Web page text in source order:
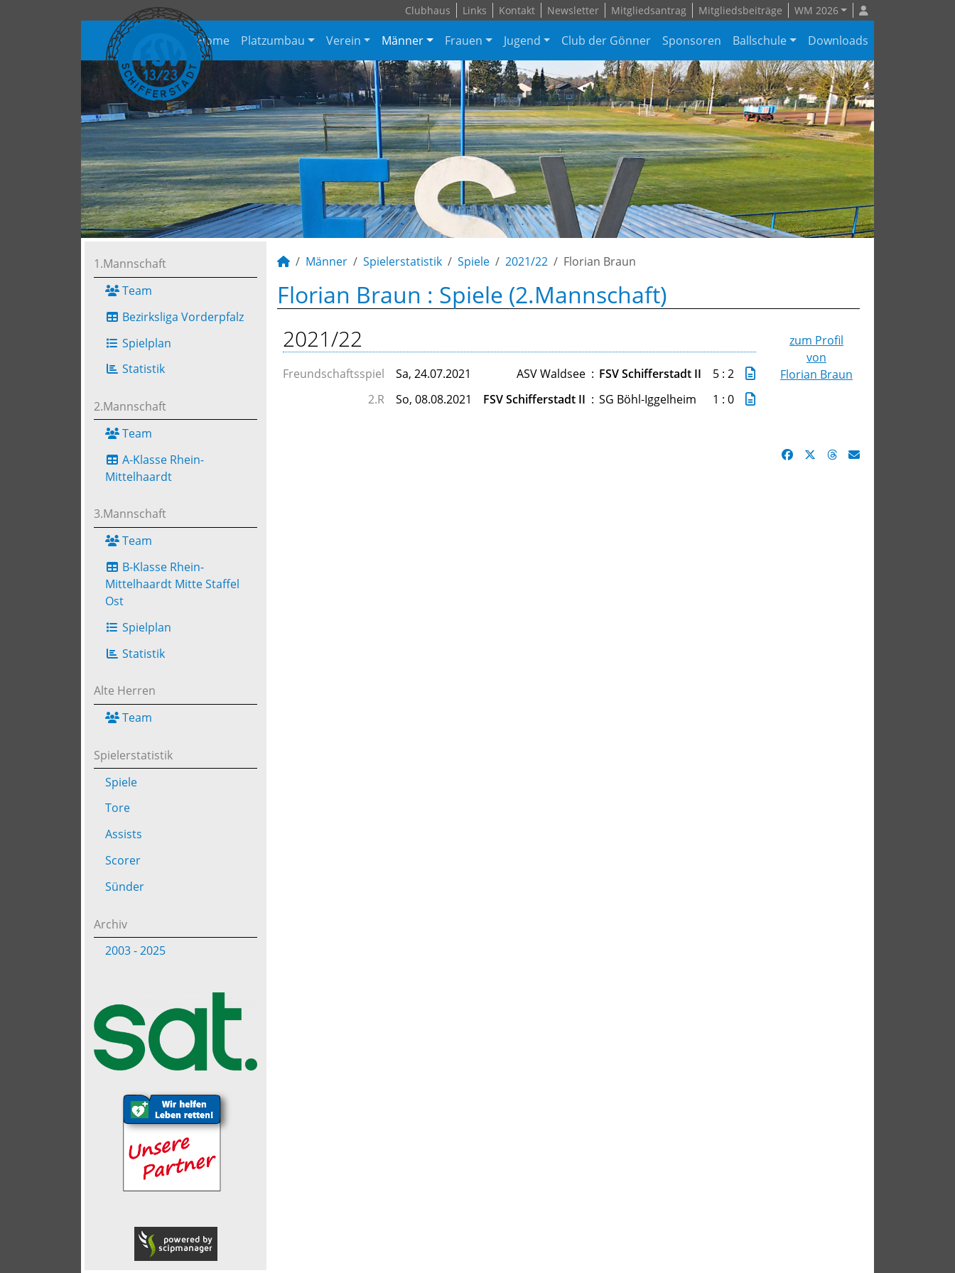
Clubhaus Links Kontakt Newsletter Mitgliedsantrag Mitgliedsbeiträge WM 2026
Home Platzumbau Verein Männer Frauen Jugend Club der Gönner Sponsoren Ballschule Downloads
1.Mannschaft
Team
Bezirksliga Vorderpfalz
Spielplan
Statistik
2.Mannschaft
Team
A-Klasse Rhein-
Mittelhaardt
3.Mannschaft
Team
B-Klasse Rhein-
Mittelhaardt Mitte Staffel
Ost
Spielplan
Statistik
Alte Herren
Team
Spielerstatistik
Spiele
Tore
Assists
Scorer
Sünder
Archiv
2003 - 2025
Männer Spielerstatistik Spiele 2021/22 Florian Braun
Florian Braun : Spiele (2.Mannschaft)
zum Profil
von
Florian Braun
2021/22
Freundschaftsspiel Sa, 24.07.2021 ASV Waldsee : FSV Schifferstadt II
5 : 2
2.R
So, 08.08.2021 FSV Schifferstadt II : SG Böhl-Iggelheim 1 : 0